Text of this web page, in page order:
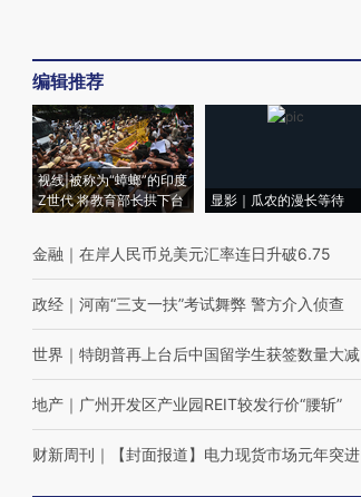
编辑推荐
视线|被称为“蟑螂”的印度
Z世代 将教育部长拱下台
显影｜瓜农的漫长等待
金融 ｜ 在岸人民币兑美元汇率连日升破6.75
政经 ｜ 河南“三支一扶”考试舞弊 警方介入侦查
世界 ｜ 特朗普再上台后中国留学生获签数量大减
地产 ｜ 广州开发区产业园REIT较发行价“腰斩”
财新周刊 ｜ 【封面报道】电力现货市场元年突进